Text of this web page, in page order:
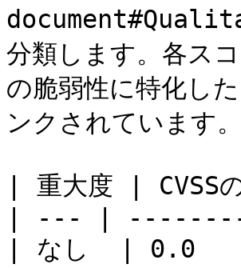
分類します。各ス
の脆弱性に特化し
ンクされています。
| 重大度 | CVSS
| --- |
| なし  | 0.0